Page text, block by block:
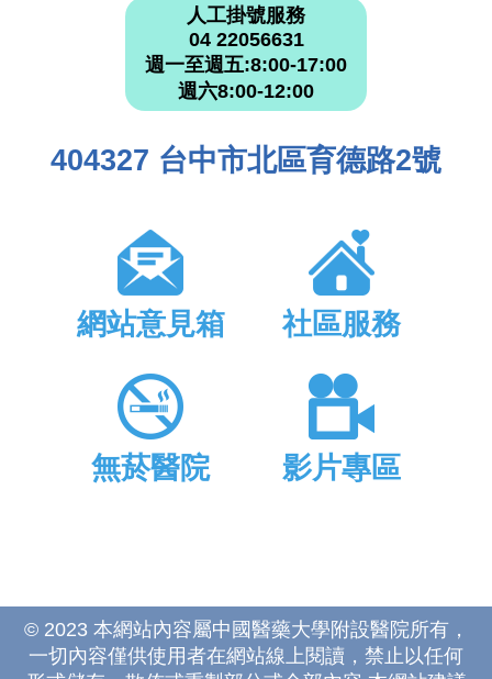
人工掛號服務
04 22056631
週一至週五:8:00-17:00
週六8:00-12:00
404327 台中市北區育德路2號
網站意見箱 社區服務
無菸醫院 影片專區
© 2023 本網站內容屬中國醫藥大學附設醫院所有，
一切內容僅供使用者在網站線上閱讀，禁止以任何